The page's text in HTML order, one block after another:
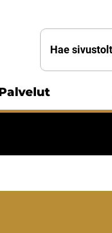
Hae sanalla